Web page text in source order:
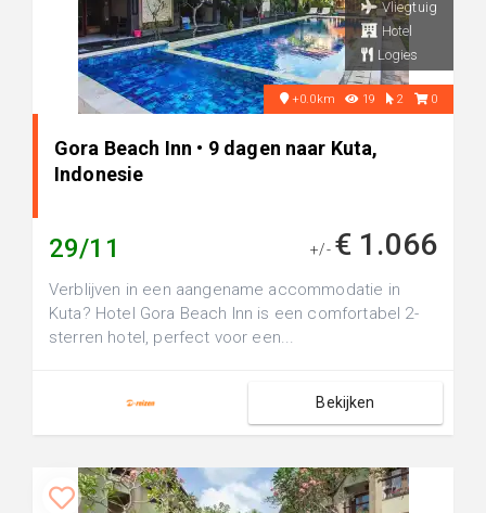
Vliegtuig
Hotel
Logies
+0.0km 19 2 0
Gora Beach Inn • 9 dagen naar Kuta,
Indonesie
29/11 +/- € 1.066
Verblijven in een aangename accommodatie in
Kuta? Hotel Gora Beach Inn is een comfortabel 2-
sterren hotel, perfect voor een...
Bekijken